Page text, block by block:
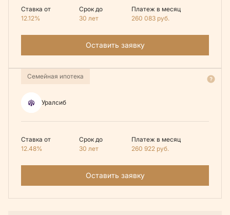
Ставка от
12.12%
Срок до
30 лет
Платеж в месяц
260 083 руб.
Оставить заявку
Семейная ипотека
Уралсиб
Ставка от
12.48%
Срок до
30 лет
Платеж в месяц
260 922 руб.
Оставить заявку